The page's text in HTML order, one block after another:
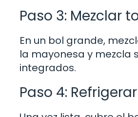
Paso 3: Mezclar
En un bol grande,
la mayonesa y mezcla
integrados.
Paso 4: